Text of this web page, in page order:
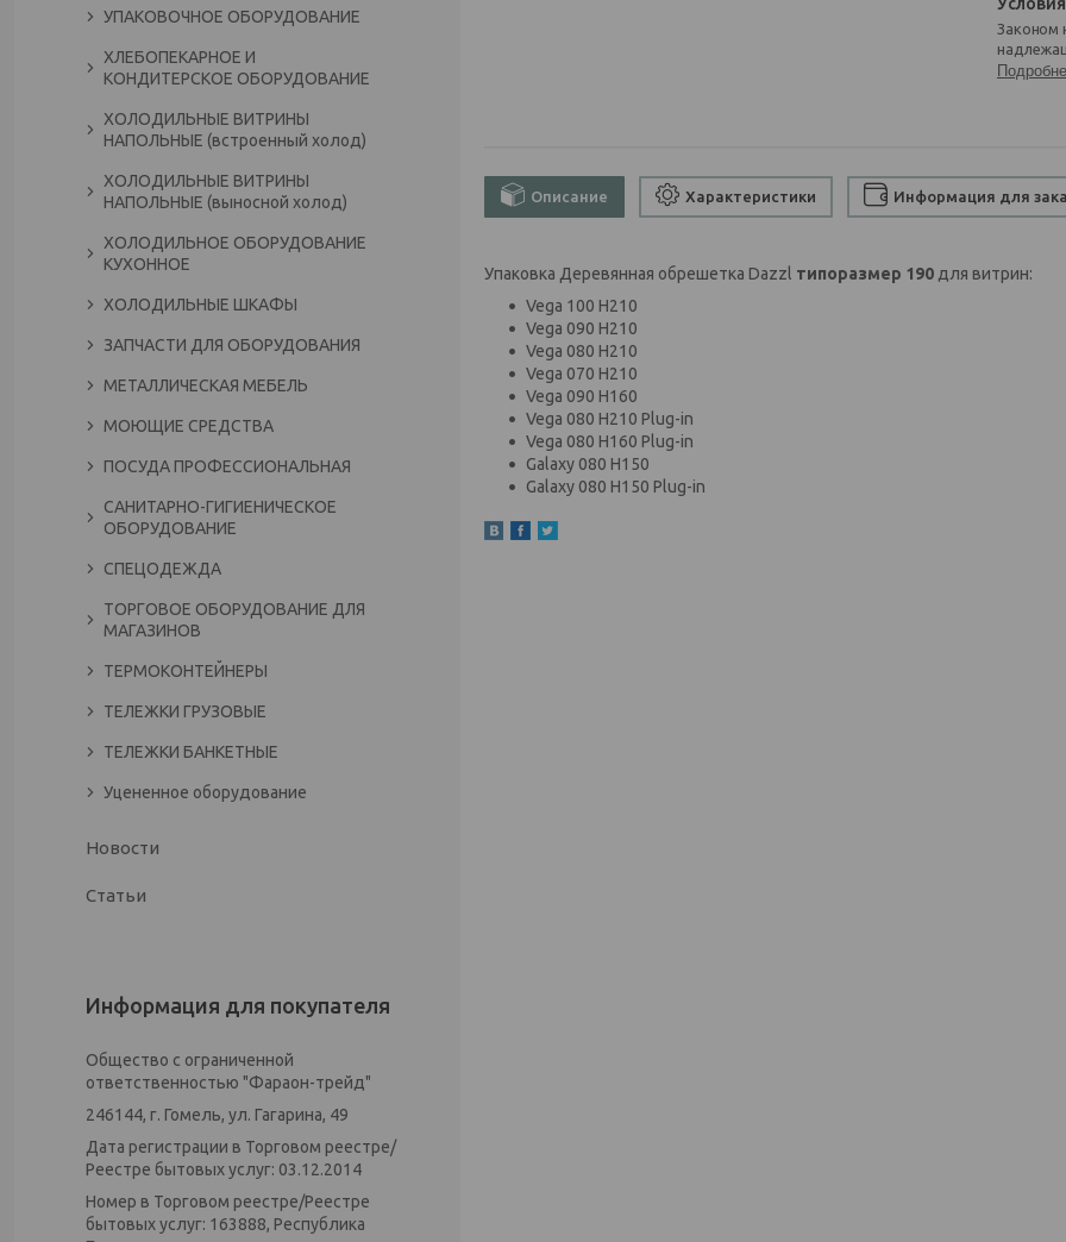
Законом не предусмотрен возврат и обмен данного товара
Описание Характеристики Информация для
Упаковка Деревянная обрешетка Dazzl типоразмер 190для витрин:
Vega 100 H210
Vega 090 H210
Vega 080 H210
Vega 070 H210
Vega 090 H160
Vega 080 H210 Plug-in
Vega 080 H160 Plug-in
Galaxy 080 H150
Galaxy 080 H150 Plug-in
УПАКОВОЧНОЕ ОБОРУДОВАНИЕ
ХЛЕБОПЕКАРНОЕ И
КОНДИТЕРСКОЕ ОБОРУДОВАНИЕ
ХОЛОДИЛЬНЫЕ ВИТРИНЫ
НАПОЛЬНЫЕ (встроенный холод)
ХОЛОДИЛЬНЫЕ ВИТРИНЫ
НАПОЛЬНЫЕ (выносной холод)
ХОЛОДИЛЬНОЕ ОБОРУДОВАНИЕ
КУХОННОЕ
ХОЛОДИЛЬНЫЕ ШКАФЫ
ЗАПЧАСТИ ДЛЯ ОБОРУДОВАНИЯ
МЕТАЛЛИЧЕСКАЯ МЕБЕЛЬ
МОЮЩИЕ СРЕДСТВА
ПОСУДА ПРОФЕССИОНАЛЬНАЯ
САНИТАРНО-ГИГИЕНИЧЕСКОЕ
ОБОРУДОВАНИЕ
СПЕЦОДЕЖДА
ТОРГОВОЕ ОБОРУДОВАНИЕ ДЛЯ
МАГАЗИНОВ
ТЕРМОКОНТЕЙНЕРЫ
ТЕЛЕЖКИ ГРУЗОВЫЕ
ТЕЛЕЖКИ БАНКЕТНЫЕ
Уцененное оборудование
Новости
Статьи
Информация для покупателя
Общество с ограниченной
ответственностью "Фараон-трейд"
246144, г. Гомель, ул. Гагарина, 49
Дата регистрации в Торговом реестре/
Реестре бытовых услуг: 03.12.2014
Номер в Торговом реестре/Реестре
бытовых услуг: 163888, Республика